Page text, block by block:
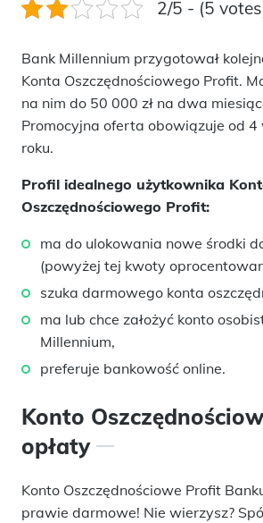
2/5 - (5
Bank Millennium przygotował
Konta Oszczędnościowego Profit.
na nim do 50 000 zł na dwa
Promocyjna oferta obowiązuje od 4
roku.
Profil idealnego użytkownika
Oszczędnościowego Profit:
ma do ulokowania nowe środki
(powyżej tej kwoty
szuka darmowego konta
ma lub chce założyć konto
Millennium,
preferuje bankowość online.
Konto
opłaty
Konto Oszczędnościowe Profit
prawie darmowe! Nie wierzysz?